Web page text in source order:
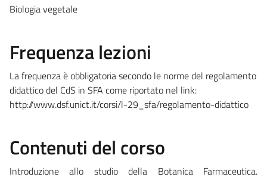
Biologia vegetale
Frequenza lezioni
La frequenza è obbligatoria secondo le norme del regolamento
didattico del CdS in SFA come riportato nel link:
http://www.dsf.unict.it/corsi/l-29_sfa/regolamento-didattico
Contenuti del corso
Introduzione allo studio della Botanica Farmaceutica.